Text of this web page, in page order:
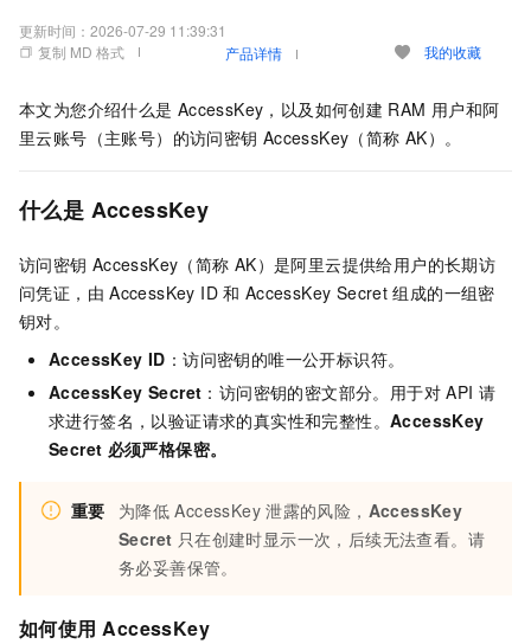
更新时间： 2026-07-29 11:39:31
复制 MD 格式
产品详情 我的收藏
本文为您介绍什么是 AccessKey，以及如何创建 RAM 用户和阿
里云账号（主账号）的访问密钥 AccessKey（简称 AK）。
什么是 AccessKey
访问密钥 AccessKey（简称 AK）是阿里云提供给用户的长期访
问凭证，由 AccessKey ID 和 AccessKey Secret 组成的一组密
钥对。
AccessKey ID ：访问密钥的唯一公开标识符。
AccessKey Secret ：访问密钥的密文部分。用于对 API 请
求进行签名，以验证请求的真实性和完整性。 AccessKey
Secret 必须严格保密。
重要 为降低 AccessKey 泄露的风险， AccessKey
Secret 只在创建时显示一次，后续无法查看。请
务必妥善保管。
如何使用 AccessKey